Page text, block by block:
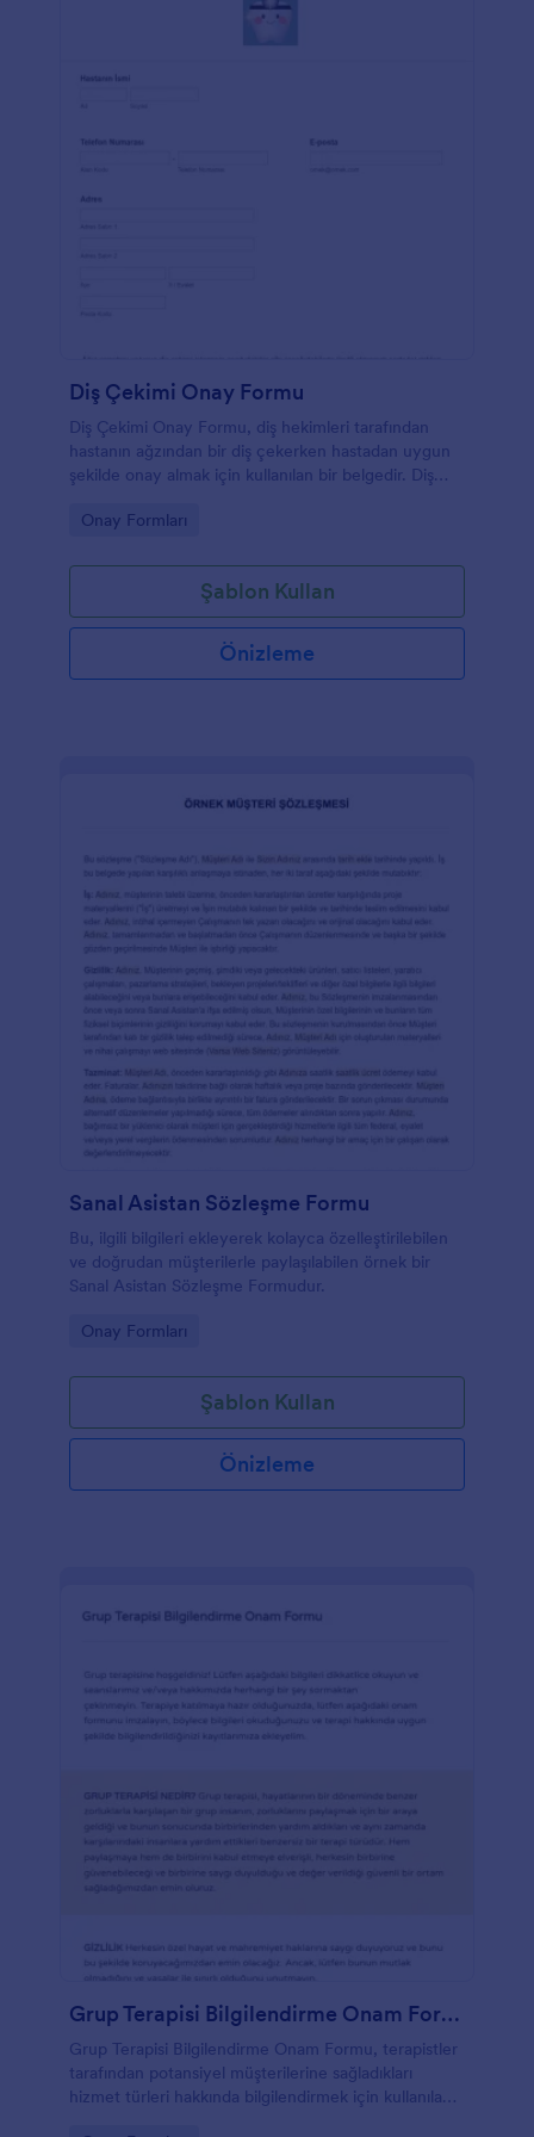
Diş Çekimi Onay Formu
Diş Çekimi Onay Formu, diş hekimleri tarafından
hastanın ağzından bir diş çekerken hastadan uygun
şekilde onay almak için kullanılan bir belgedir. Diş
uygun onam almak ve aynı zamanda hastayı böyle
uygun şekilde bilgilendirmek doğru olacaktır. Diş
Çekimi Onay Formu, diş hekimlerinin hastalarından
onay almak için kullanabilecekleri bilgilendirilmiş bir
onay formudur. Aynı zamanda diş hekimlerinin
hastalara hangi bilgileri vermesi gerektiğini,
Go to Category:
Onay Formları
Şablon Kullan
Önizleme
Sanal Asistan Sözleşme Formu
Bu, ilgili bilgileri ekleyerek kolayca özelleştirilebilen
ve doğrudan müşterilerle paylaşılabilen örnek bir
Sanal Asistan Sözleşme Formudur.
Go to Category:
Onay Formları
Şablon Kullan
Önizleme
Grup Terapisi Bilgilendirme Onam Formu
Grup Terapisi Bilgilendirme Onam Formu, terapistler
tarafından potansiyel müşterilerine sağladıkları
hizmet türleri hakkında bilgilendirmek için kullanılan